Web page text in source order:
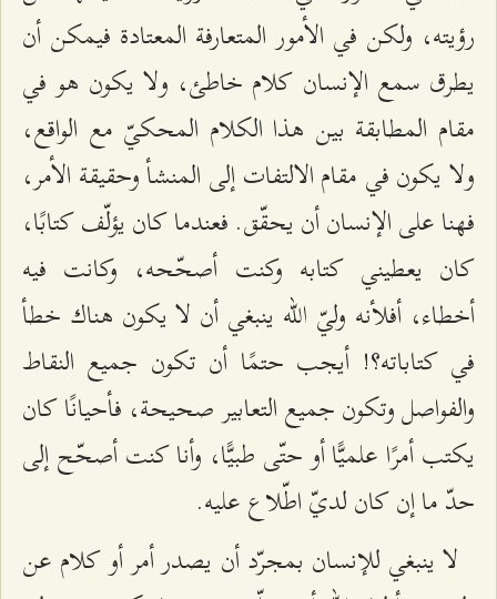
رؤيته، ولكن في الأمور المتعارفة المعتادة فيمكن أن
يطرق سمع الإنسان كلام خاطئ، ولا يكون هو في
مقام المطابقة بين هذا الكلام المحكيّ مع الواقع،
ولا يكون في مقام الالتفات إلى المنشأ وحقيقة الأمر،
فهنا على الإنسان أن يحقّق. فعندما كان يؤلّف كتابًا،
كان يعطيني كتابه وكنت أصحّحه، وكانت فيه
أخطاء، أفلأنه وليّ الله ينبغي أن لا يكون هناك خطأ
في كتاباته؟! أيجب حتمًا أن تكون جميع النقاط
والفواصل وتكون جميع التعابير صحيحة، فأحيانًا كان
يكتب أمرًا علميًّا أو حتّى طبيًّا، وأنا كنت أصحّح إلى
حدّ ما إن كان لديّ اطّلاع عليه.
لا ينبغي للإنسان بمجرّد أن يصدر أمر أو كلام عن